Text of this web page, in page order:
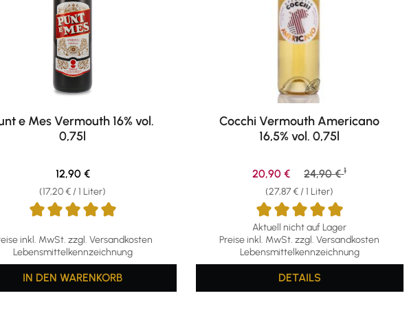
e Mes Vermouth 16% vol.
0,75l
inkl. MwSt. zzgl. Versandkosten
Lebensmittelkennzeichnung
(17,20 € / 1 Liter)
Regulärer Preis:
12,90 €
IN DEN WARENKORB
Durchschnittliche Bewertung von 5 von 5
Cocchi Vermouth Americano
16,5% vol. 0,75l
Aktuell nicht auf Lager
Preise inkl. MwSt. zzgl. Versandkosten
Lebensmittelkennzeichnung
(27,87 € / 1 Liter)
Verkaufspreis:
20,90 € Regulärer Preis:
24,90 € 1
DETAILS